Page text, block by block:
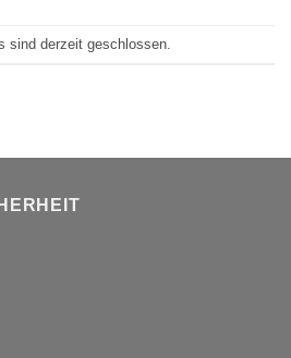
sind derzeit geschlossen.